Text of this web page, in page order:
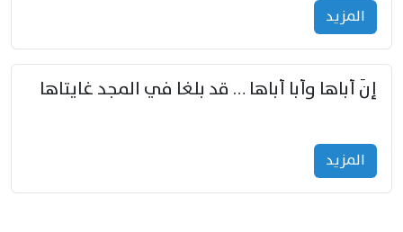
المزید
إنّ أباها وأبا أباها … قد بلغا في المجد غايتاها
المزید